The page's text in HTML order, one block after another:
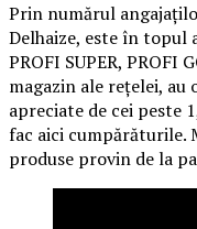
Prin numărul
Delhaize, este în topul
PROFI SUPER, PROFI
magazin ale rețelei, au
apreciate de cei peste
fac aici cumpărăturile.
produse provin de la